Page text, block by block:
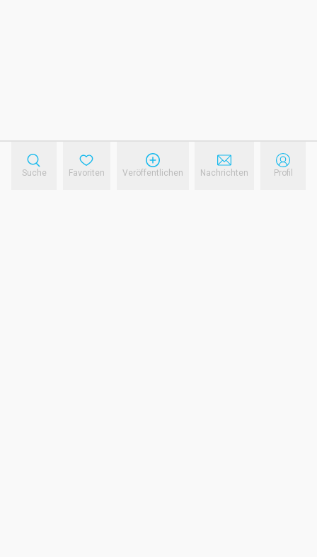
Suche Favoriten Veröffentlichen Nachrichten Profil